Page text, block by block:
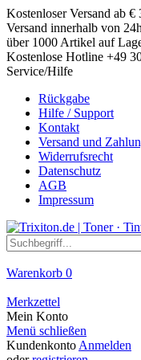
Kostenloser Versand ab
Versand innerhalb von
über 1000 Artikel auf
Kostenlose Hotline +49
Service/Hilfe
Rückgabe
Hilfe / Support
Kontakt
Versand und
Widerrufsrecht
Datenschutz
AGB
Impressum
Warenkorb 0
Merkzettel
Mein Konto
Menü schließen
Kundenkonto Anmelden